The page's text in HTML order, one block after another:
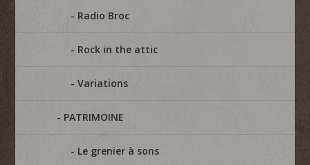
Radio Broc
Rock in the attic
Variations
PATRIMOINE
Le grenier à sons